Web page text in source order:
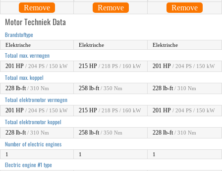
Remove Remove Remove
Motor Techniek Data
Brandstoftype
Elektrische Elektrische Elektrische
Totaal max. vermogen
201 HP / 204 PS / 150 kW 215 HP / 218 PS / 160 kW 201 HP / 204 PS / 150 kW
Totaal max. koppel
228 lb-ft / 310 Nm 258 lb-ft / 350 Nm 228 lb-ft / 310 Nm
Totaal elektromotor vermogen
201 HP / 204 PS / 150 kW 215 HP / 218 PS / 160 kW 201 HP / 204 PS / 150 kW
Totaal elektromotor koppel
228 lb-ft / 310 Nm 258 lb-ft / 350 Nm 228 lb-ft / 310 Nm
Number of electric engines
1 1 1
Electric engine #1 type